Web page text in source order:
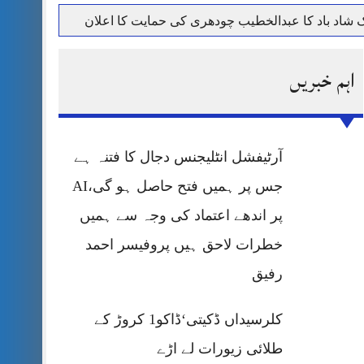
کی پریس کانفرنس
اہم خبریں
آرٹیفشل انٹلیجنس دجال کا فتنہ ہے
جس پر ہمیں فتح حاصل ہو گی،AI
پر اندھے اعتماد کی وجہ سے ہمیں
خطرات لاحق ہیں پروفیسر احمد
رفیق
کلرسیداں ڈکیتی‘ڈاکو1 کروڑ کے
طلائی زیورات لے اڑے